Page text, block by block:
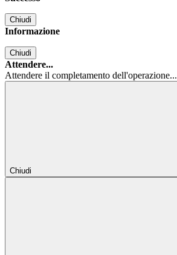
Chiudi
Informazione
Chiudi
Attendere...
Attendere il completamento dell'operazione...
Chiudi